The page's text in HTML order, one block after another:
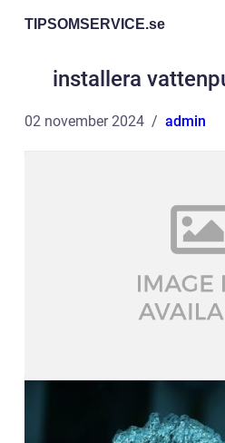
TIPSOMSERVICE.se
installera
02 november 2024 admin